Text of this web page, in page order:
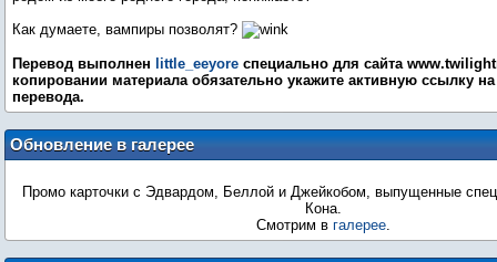
Как думаете, вампиры позволят?
Перевод выполнен little_eeyore специально для сайта
копировании материала обязательно укажите активную ссылку на
перевода.
Обновление в галерее
Промо карточки с Эдвардом, Беллой и Джейкобом, выпущенные
Кона.
Смотрим в галерее.